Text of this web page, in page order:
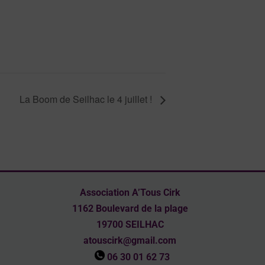
La Boom de Seilhac le 4 juillet !
Association A’Tous Cirk
1162 Boulevard de la plage
19700 SEILHAC
atouscirk@gmail.com
06 30 01 62 73